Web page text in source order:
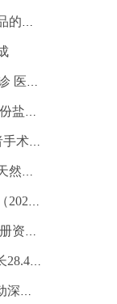
乾照光电：公司柔性空间太阳能电池产品的抗辐照性能已实现突破
焦点日报:女孩长时间穿“光腿神器”进急诊 医生：注意四类风险
焦点报道:生意社：12月30日山东滨化股份盐酸报价
新辅助治疗+机器人手术，晚期胃癌患者手术获成功
焦点要闻：2025年12月30日金昌市金川天然农产品发展有限责任公司价格行情
焦点讯息：小麦龙头上市公司有哪些？（2025/12/30）
中国诚通等在江苏成立科创投资基金 注册资本100亿
前11月西安“新三样”产品出口额同比增长28.4% 实时
每日速读!越疆早盘涨超3% 公司决定启动深交所上市计划